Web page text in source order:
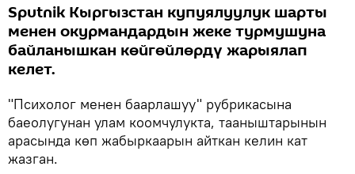
Sputnik Кыргызстан купуялуулук шарты
менен окурмандардын жеке турмушуна
байланышкан көйгөйлөрдү жарыялап
келет.
"Психолог менен баарлашуу" рубрикасына
баеолугунан улам коомчулукта, тааныштарынын
арасында көп жабыркаарын айткан келин кат
жазган.